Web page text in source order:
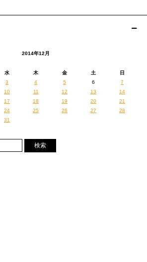
2014年12月
水 木 金 土
日
3 4 5 6
7
10 11 12 13
14
17 18 19 20
21
24 25 26 27
28
31